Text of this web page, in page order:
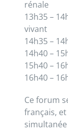
rénale
13h35 –
vivant
14h35 –
14h40 –
15h40 –
16h40 –
Ce forum
français,